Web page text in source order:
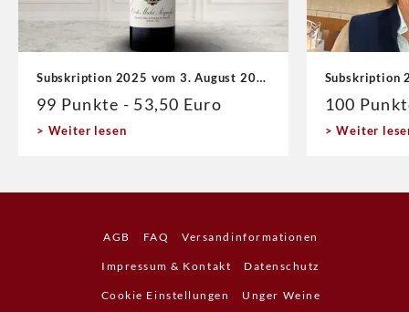
Subskription 2025 vom 3. August 2026
99 Punkte - 53,50 Euro
Weiter lesen
Subskription
100
Weiter
AGB FAQ Versandinformationen
Impressum & Kontakt Datenschutz
Cookie Einstellungen Unger Weine